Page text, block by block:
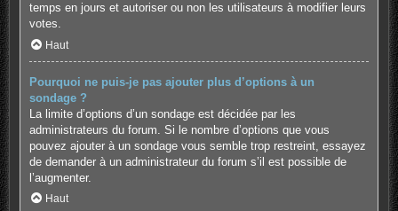
temps en jours et autoriser ou non les utilisateurs à modifier leurs
votes.
Haut
Pourquoi ne puis-je pas ajouter plus d’options à un
sondage ?
La limite d’options d’un sondage est décidée par les
administrateurs du forum. Si le nombre d’options que vous
pouvez ajouter à un sondage vous semble trop restreint, essayez
de demander à un administrateur du forum s’il est possible de
l’augmenter.
Haut